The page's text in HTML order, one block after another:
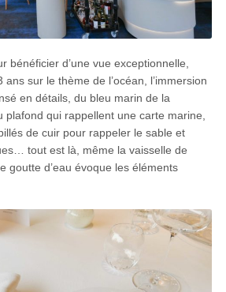
bénéficier d’une vue exceptionnelle,
sur le thème de l’océan, l’immersion
en détails, du bleu marin de la
plafond qui rappellent une carte marine,
de cuir pour rappeler le sable et
tout est là, même la vaisselle de
goutte d’eau évoque les éléments